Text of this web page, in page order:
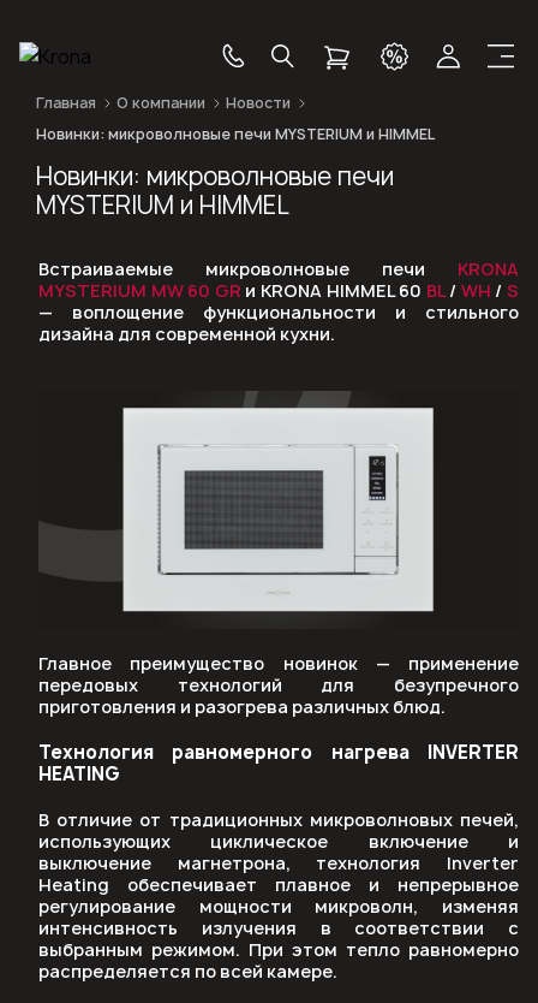
Главная О компании
Новости
Новинки: микроволновые печи MYSTERIUM и HIMMEL
Новинки: микроволновые печи
MYSTERIUM и HIMMEL
Встраиваемые микроволновые печи KRONA
MYSTERIUM MW 60 GR и KRONA HIMMEL 60 BL/ WH /S
— воплощение функциональности и стильного
дизайна для современной кухни.
Главное преимущество новинок — применение
передовых технологий для безупречного
приготовления и разогрева различных блюд.
Технология равномерного нагрева INVERTER
HEATING
В отличие от традиционных микроволновых печей,
использующих циклическое включение и
выключение магнетрона, технология Inverter
Heating обеспечивает плавное и непрерывное
регулирование мощности микроволн, изменяя
интенсивность излучения в соответствии с
выбранным режимом. При этом тепло равномерно
распределяется по всей камере.